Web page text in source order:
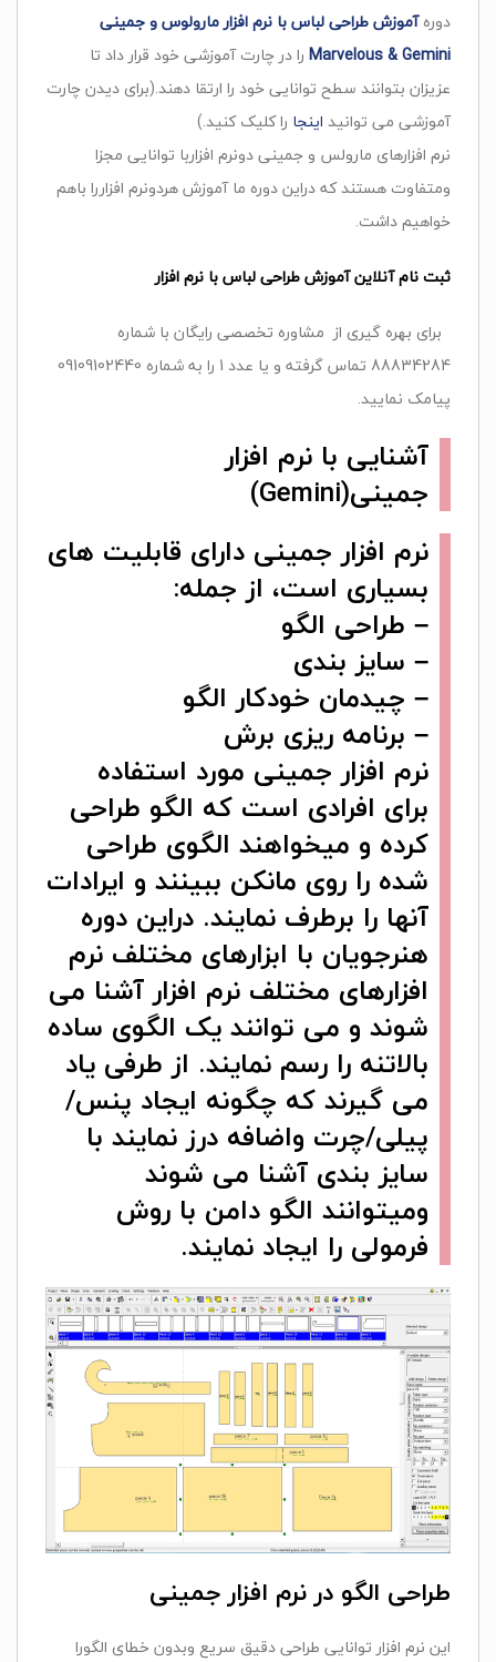
دورهآموزش طراحی لباس با نرم افزار مارولوس و جمینی
Marvelous & Gemini را در چارت آموزشی خود قرار داد تا
عزیزان بتوانند سطح توانایی خود را ارتقا دهند.(برای دیدن چارت
آموزشی می توانید اینجا را کلیک کنید.)
نرم افزارهای مارولس و جمینی دونرم افزاربا توانایی مجزا
ومتفاوت هستند که دراین دوره ما آموزش هردونرم افزاررا باهم
خواهیم داشت.
ثبت نام آنلاینآموزش طراحی لباس با نرم افزار
برای بهره گیری از مشاوره تخصصی رایگان با شماره
88834284 تماس گرفته و یا عدد 1 را به شماره 09109102440
پیامک نمایید.
آشنایی با نرم افزار
جمینی(Gemini)
نرم افزار جمینی دارای قابلیت های
بسیاری است، از جمله:
– طراحی الگو
– سایز بندی
– چیدمان خودکار الگو
– برنامه ریزی برش
نرم افزار جمینی مورد استفاده
برای افرادی است که الگو طراحی
کرده و میخواهند الگوی طراحی
شده را روی مانکن ببینند و ایرادات
آنها را برطرف نمایند. دراین دوره
هنرجویان با ابزارهای مختلف نرم
افزارهای مختلف نرم افزار آشنا می
شوند و می توانند یک الگوی ساده
بالاتنه را رسم نمایند. از طرفی یاد
می گیرند که چگونه ایجاد پنس/
پیلی/چرت واضافه درز نمایند با
سایز بندی آشنا می شوند
ومیتوانند الگو دامن با روش
فرمولی را ایجاد نمایند.
طراحی الگو در نرم افزار جمینی
این نرم افزار توانایی طراحی دقیق سریع وبدون خطای الگورا